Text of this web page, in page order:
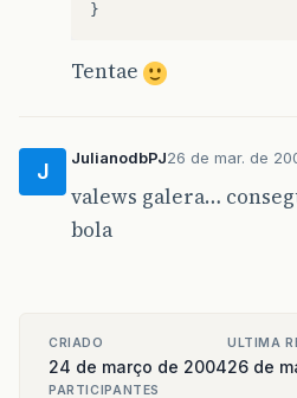
}
Tentae
J
JulianodbPJ26 de mar. de
valews galera…
bola
CRIADO
24 de março de 2004
ULTIMA
26 de
PARTICIPANTES